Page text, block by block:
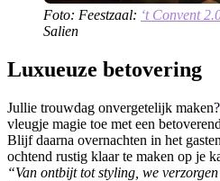
Foto: Feestzaal: ‘t Convent
Salien
Luxueuze betovering
Jullie trouwdag onvergetelijk maken?
vleugje magie toe met een
Blijf daarna overnachten in het
ochtend rustig klaar te maken op je
“Van ontbijt tot styling, we